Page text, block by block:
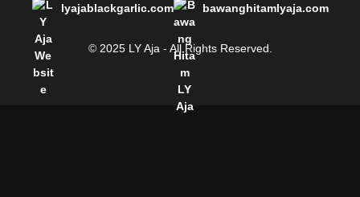
lyajablackgarlic.com bawanghitamlyaja.com
© 2025 LY Aja - All Rights Reserved.